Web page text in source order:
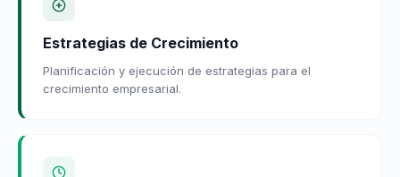
Estrategias de Crecimiento
Planificación y ejecución de estrategias para el
crecimiento empresarial.